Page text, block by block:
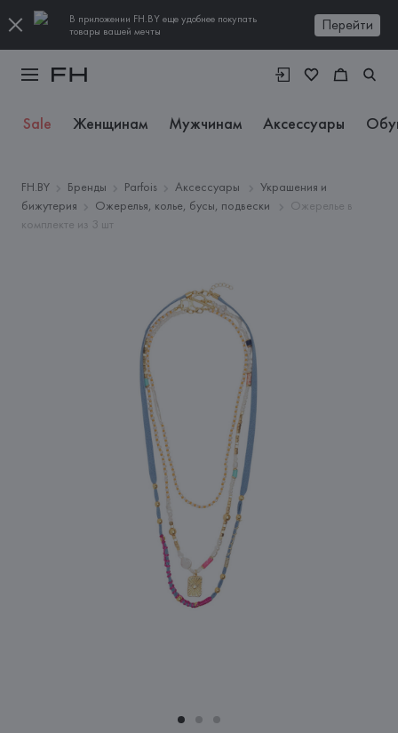
В приложении FH.BY еще удобнее покупать
товары вашей мечты
Перейти
Sale Женщинам Мужчинам Аксессуары
FH.BY Бренды Parfois Аксессуары
Украшения и
бижутерия
Ожерелья, колье, бусы, подвески
Ожерелье в
комплекте из 3 шт